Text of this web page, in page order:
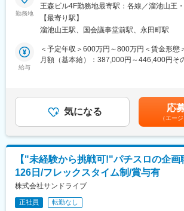
ル管理能力なども身に付き市場価値を高め
■配属先：
女性21名）平均年齢34歳。チーム制で業務
った際にはチームで業務分担します。
月６-７泊程度、全国への出張ありますが(東
でグルメや観光を楽しんで帰ってくること
宿泊／移動交通費・宿泊費・宿泊手当有）
＜時差出勤制度あり＞
各自のPCには勤怠・タスク管理のシステム
配分を行います。時差出勤制度を使い、イベ
わせて出勤時間を調整、夕方～夜に開催され
め11時～13時出社が一般的です。
■研修：
統括し、収録チームをリードするポジショ
講師・講座担当と連携しながら収録が円滑
いるとともに、高品質な講義動画を安定して
ジオ機材の維持・管理も担っていただきま
将来的には、動画コンテンツそのものの品質
【業務詳細】
1. 講義動画の収録～編集・完パケまでの制
・講義動画収録の進行管理・現場責任者
・完成イメージから逆算して収録を設計し
を撮影
・編集担当へ編集意図・ポイントを的確に共
集・完パケまでの制作フロー全体を統括
2. 講師・講座担当との連携
勤務地
王森ビル4F勤務地最寄駅：各線／溜池山王
喫煙対策：屋内全面禁煙変更の範囲：会社
ートワーク含む）
【最寄り駅】
溜池山王駅、国会議事堂前駅、永田町駅
給与
＜予定年収＞600万円～800万円＜賃金形態
月額（基本給）：387,000円～446,400円そ
無＞有＜残業手当＞有＜給与補足＞※ご経験
収に30～45時間/月分の固定残業代を含む（
る）■月給制（賃金改定の機会：年1回、原
ンセンティブ：業績・評価によって支給あ
安の金額であり、選考を通じて上下する可
(月額)は固定手当を含めた表記です。
気になる 応
（エー
【"未経験から挑戦可!"パチスロの企画
126日/フレックスタイム制/賞与有
株式会社サンドライブ
正社員 転勤なし